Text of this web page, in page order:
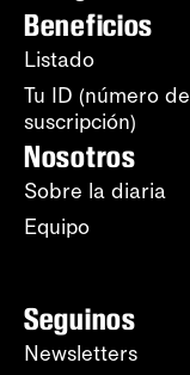
Beneficios
Listado
Tu ID (número de
suscripción)
Nosotros
Sobre la diaria
Equipo
Seguinos
Newsletters